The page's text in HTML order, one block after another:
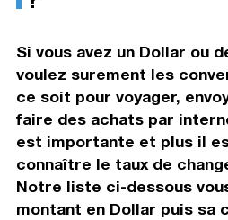
Si vous avez un Dollar ou
voulez surement les
ce soit pour voyager,
faire des achats par
est importante et plus il
connaître le taux de
Notre liste ci-dessous
montant en Dollar puis sa